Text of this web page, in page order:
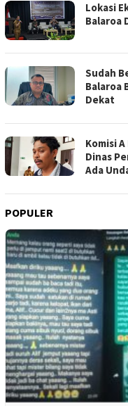
Lokasi
Balaroa
Sudah
Balaroa
Dekat
Komisi
Dinas
Ada
POPULER